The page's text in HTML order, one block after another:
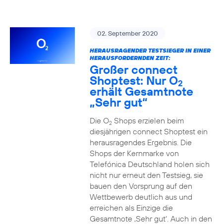
02. September 2020
HERAUSRAGENDER TESTSIEGER IN EINER
HERAUSFORDERNDEN ZEIT:
Großer connect
Shoptest: Nur O2
erhält Gesamtnote
„Sehr gut“
Die O2Shops erzielen beim
diesjährigen connect Shoptest ein
herausragendes Ergebnis. Die
Shops der Kernmarke von
Telefónica Deutschland holen sich
nicht nur erneut den Testsieg, sie
bauen den Vorsprung auf den
Wettbewerb deutlich aus und
erreichen als Einzige die
Gesamtnote ‚Sehr gut‘. Auch in den